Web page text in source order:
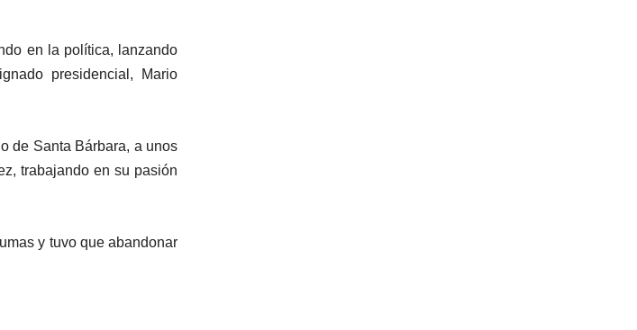
en la política, lanzando
presidencial, Mario
de Santa Bárbara, a unos
trabajando en su pasión
y tuvo que abandonar